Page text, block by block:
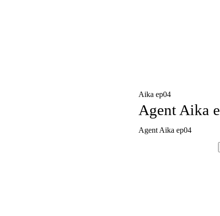
Aika ep04
Agent Aika
Agent Aika ep04